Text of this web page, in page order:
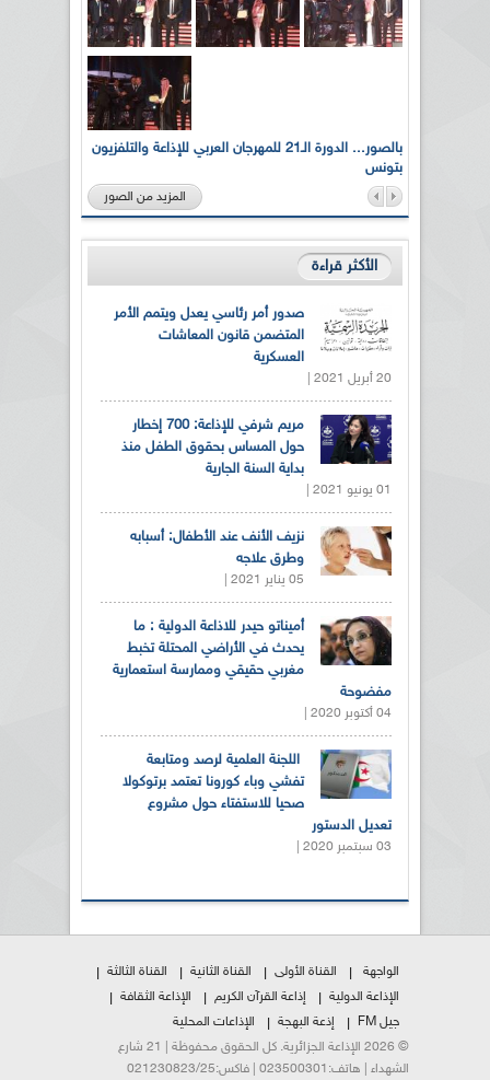
بالصور... الدورة الـ21 للمهرجان العربي للإذاعة والتلفزيون
بتونس
المزيد من الصور
الأكثر قراءة
صدور أمر رئاسي يعدل ويتمم الأمر
المتضمن قانون المعاشات
العسكرية
20 أبريل 2021 |
مريم شرفي للإذاعة: 700 إخطار
حول المساس بحقوق الطفل منذ
بداية السنة الجارية
01 يونيو 2021 |
نزيف الأنف عند الأطفال: أسبابه
وطرق علاجه
05 يناير 2021 |
أميناتو حيدر للاذاعة الدولية : ما
يحدث في الأراضي المحتلة تخبط
مغربي حقيقي وممارسة استعمارية
مفضوحة
04 أكتوبر 2020 |
اللجنة العلمية لرصد ومتابعة
تفشي وباء كورونا تعتمد برتوكولا
صحيا للاستفتاء حول مشروع
تعديل الدستور
03 سبتمبر 2020 |
الواجهة القناة الأولى القناة الثانية
القناة الثالثة
الإذاعة الدولية
إذاعة القرآن الكريم
الإذاعة الثقافة
جيل FM
إذعة البهجة
الإذاعات المحلية
© 2026 الإذاعة الجزائرية. كل الحقوق محفوظة | 21 شارع
الشهداء | هاتف:023500301 | فاكس:021230823/25